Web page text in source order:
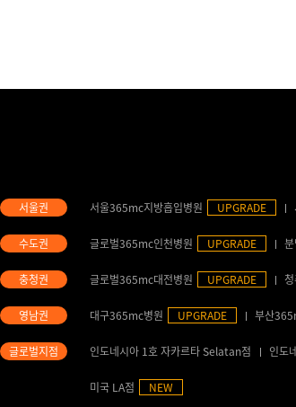
서울365mc지방흡입병원 UPGRADE
글로벌365mc인천병원 UPGRADE
글로벌365mc대전병원 UPGRADE
대구365mc병원 UPGRADE 부산
인도네시아 1호 자카르타 Selatan점 인도
미국 LA점 NEW